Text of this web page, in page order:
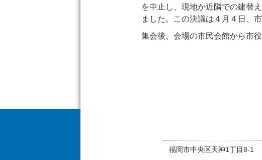
を中止し、現地か近隣での建替
ました。この決議は４月４日、
集会後、会場の市民会館から市
福岡市中央区天神1丁目8-1